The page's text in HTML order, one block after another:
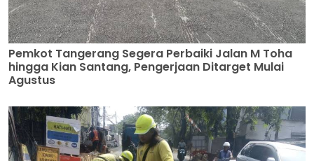
Pemkot Tangerang Segera Perbaiki Jalan M Toha
hingga Kian Santang, Pengerjaan Ditarget Mulai
Agustus